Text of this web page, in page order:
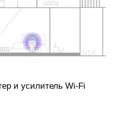
и усилитель Wi-Fi